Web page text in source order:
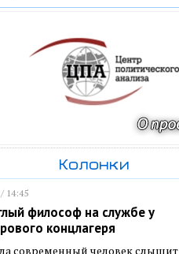
Колонки
14:45
философ на службе у
концлагеря
современный человек слышит